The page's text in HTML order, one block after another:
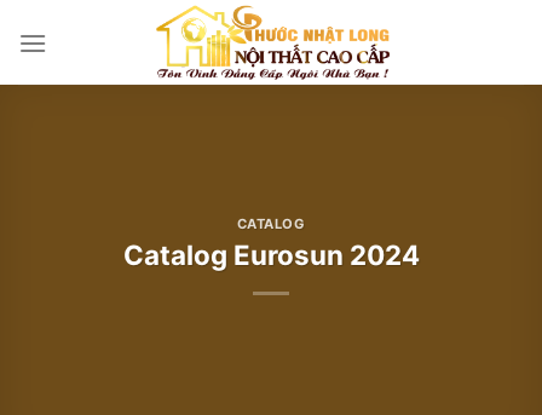
qua
CATALOG
Catalog Eurosun 2024